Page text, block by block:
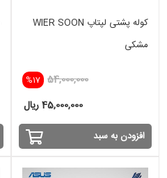
کوله پشتی لپتاپ WIER SOON
مشکی
%17 54,000,000
45,000,000 ریال
افزودن به سبد